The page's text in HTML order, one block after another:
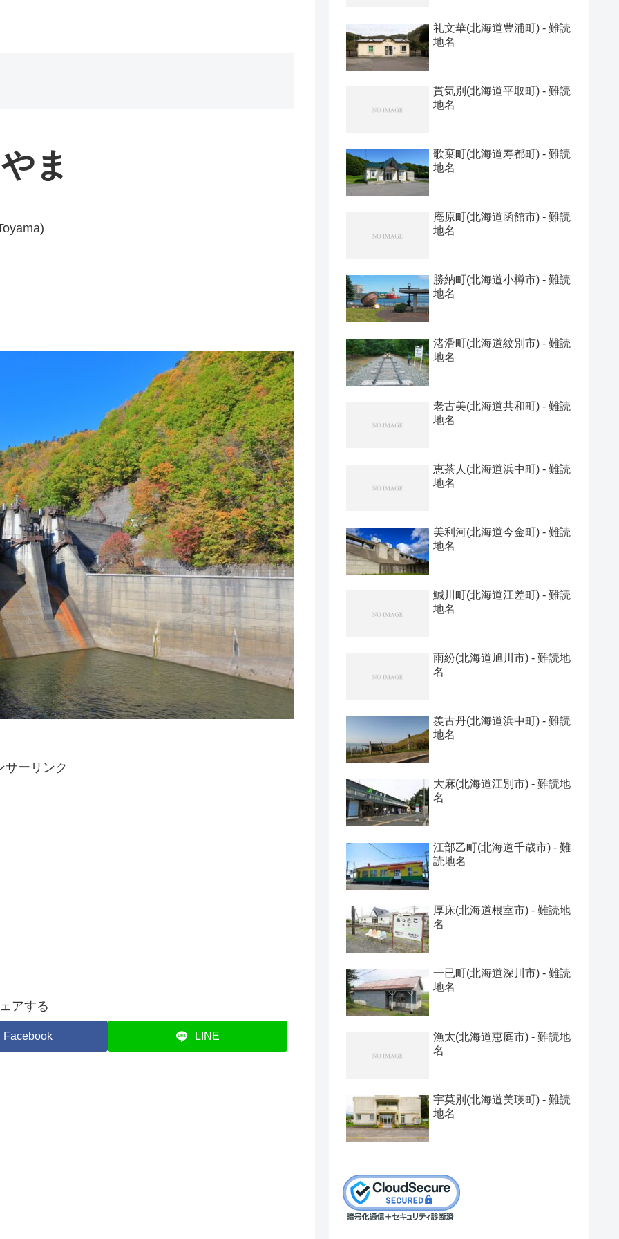
ま
サーリンク
アする
Facebook LINE
礼文華(北海道豊浦町) - 難読
地名
貫気別(北海道平取町) - 難読
地名
歌棄町(北海道寿都町) - 難読
地名
庵原町(北海道函館市) - 難読
地名
勝納町(北海道小樽市) - 難読
地名
渚滑町(北海道紋別市) - 難読
地名
老古美(北海道共和町) - 難読
地名
恵茶人(北海道浜中町) - 難読
地名
美利河(北海道今金町) - 難読
地名
鰔川町(北海道江差町) - 難読
地名
雨紛(北海道旭川市) - 難読地
名
羨古丹(北海道浜中町) - 難読
地名
大麻(北海道江別市) - 難読地
名
江部乙町(北海道千歳市) - 難
読地名
厚床(北海道根室市) - 難読地
名
一已町(北海道深川市) - 難読
地名
漁太(北海道恵庭市) - 難読地
名
宇莫別(北海道美瑛町) - 難読
地名